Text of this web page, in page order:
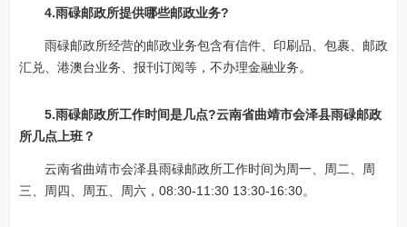
4.雨碌邮政所提供哪些邮政业务?
雨碌邮政所经营的邮政业务包含有信件、印刷品、包裹、邮政
汇兑、港澳台业务、报刊订阅等，不办理金融业务。
5.雨碌邮政所工作时间是几点?云南省曲靖市会泽县雨碌邮政
所几点上班？
云南省曲靖市会泽县雨碌邮政所工作时间为周一、周二、周
三、周四、周五、周六，08:30-11:30 13:30-16:30。